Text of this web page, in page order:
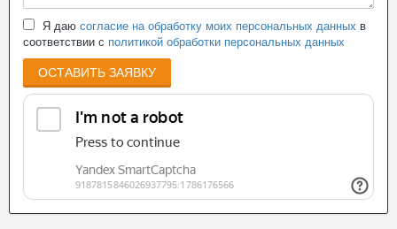
Я даю согласие на обработку моих персональных данных в
соответствии с политикой обработки персональных данных
ОСТАВИТЬ ЗАЯВКУ